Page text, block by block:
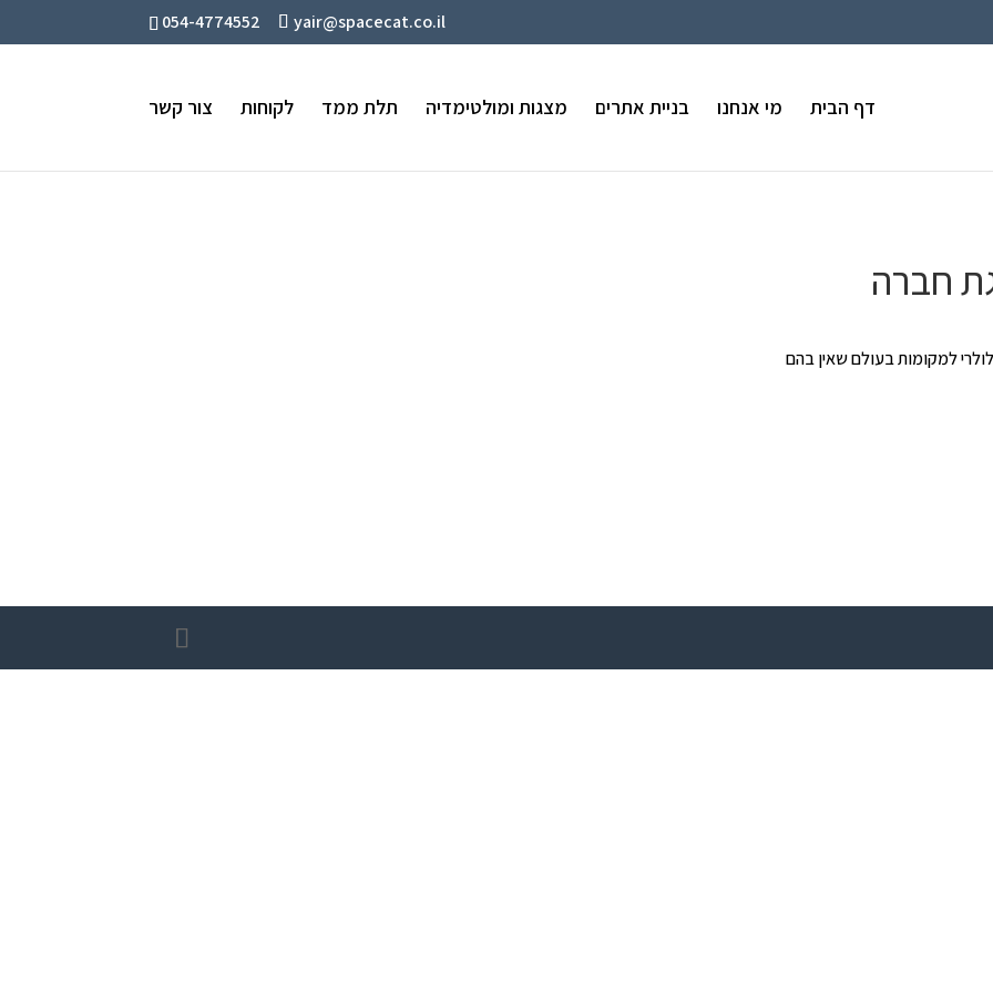
054-4774552 yair@spacecat.co.il
דף הבית מי אנחנו בניית אתרים מצגות ומולטימדיה תלת ממד לקוחות צור קשר
למקומות בעולם שאין בהם